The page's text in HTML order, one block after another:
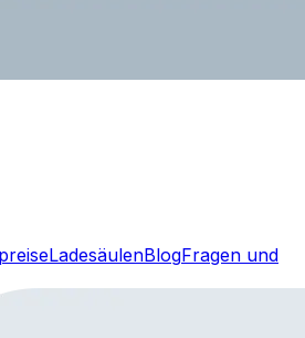
LadesäulenBlogFragen und